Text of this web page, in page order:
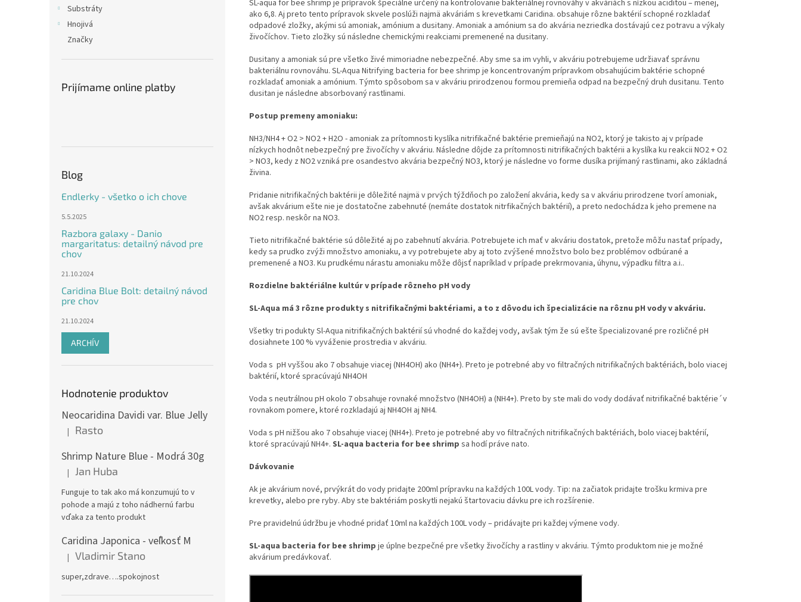
Substráty
Hnojivá
Značky
Prijímame online platby
Blog
Endlerky - všetko o ich chove
5.5.2025
Razbora galaxy - Danio
margaritatus: detailný návod pre
chov
21.10.2024
Caridina Blue Bolt: detailný návod
pre chov
21.10.2024
ARCHÍV
Hodnotenie produktov
Neocaridina Davidi var. Blue Jelly
Hodnotenie produktu je 5 z 5 hviezdičiek.
| Rasto
Shrimp Nature Blue - Modrá 30g
Hodnotenie produktu je 5 z 5 hviezdičiek.
| Jan Huba
Funguje to tak ako má konzumujú to v
pohode a majú z toho nádhernú farbu
vďaka za tento produkt
Caridina Japonica - veľkosť M
Hodnotenie produktu je 5 z 5 hviezdičiek.
| Vladimir Stano
super,zdrave….spokojnost
SL-aqua for bee shrimp je prípravok špeciálne určený na kontrolovanie bakteriálnej rovnováhy v akváriách s nízkou aciditou – menej,
ako 6,8. Aj preto tento prípravok skvele poslúži najmä akváriám s krevetkami Caridina. obsahuje rôzne baktérií schopné rozkladať
odpadové zložky, akými sú amoniak, amónium a dusitany. Amoniak a amónium sa do akvária nezriedka dostávajú cez potravu a výkaly
živočíchov. Tieto zložky sú následne chemickými reakciami premenené na dusitany.
Dusitany a amoniak sú pre všetko živé mimoriadne nebezpečné. Aby sme sa im vyhli, v akváriu potrebujeme udržiavať správnu
bakteriálnu rovnováhu. SL-Aqua Nitrifying bacteria for bee shrimp je koncentrovaným prípravkom obsahujúcim baktérie schopné
rozkladať amoniak a amónium. Týmto spôsobom sa v akváriu prirodzenou formou premieňa odpad na bezpečný druh dusitanu. Tento
dusitan je následne absorbovaný rastlinami.
Postup premeny amoniaku:
NH3/NH4 + O2 > NO2 + H2O - amoniak za prítomnosti kyslíka nitrifikačné baktérie premieňajú na NO2, ktorý je takisto aj v prípade
nízkych hodnôt nebezpečný pre živočíchy v akváriu. Následne dôjde za prítomnosti nitrifikačných baktérii a kyslíka ku reakcii NO2 + O2
> NO3, kedy z NO2 vzniká pre osandestvo akvária bezpečný NO3, ktorý je následne vo forme dusíka prijímaný rastlinami, ako základná
živina.
Pridanie nitrifikačných baktérii je dôležité najmä v prvých týždňoch po založení akvária, kedy sa v akváriu prirodzene tvorí amoniak,
avšak akvárium ešte nie je dostatočne zabehnuté (nemáte dostatok nitrfikačných baktérií), a preto nedochádza k jeho premene na
NO2 resp. neskôr na NO3.
Tieto nitrifikačné baktérie sú dôležité aj po zabehnutí akvária. Potrebujete ich mať v akváriu dostatok, pretože môžu nastať prípady,
kedy sa prudko zvýži množstvo amoniaku, a vy potrebujete aby aj toto zvýšené množstvo bolo bez problémov odbúrané a
premenené a NO3. Ku prudkému nárastu amoniaku môže dôjsť napríklad v prípade prekrmovania, úhynu, výpadku filtra a.i..
Rozdielne baktériálne kultúr v prípade rôzneho pH vody
SL-Aqua má 3 rôzne produkty s nitrifikačnými baktériami, a to z dôvodu ich špecializácie na rôznu pH vody v akváriu.
Všetky tri podukty Sl-Aqua nitrifikačných baktérií sú vhodné do každej vody, avšak tým že sú ešte špecializované pre rozličné pH
dosiahnete 100 % vyváženie prostredia v akváriu.
Voda s pH vyššou ako 7 obsahuje viacej (NH4OH) ako (NH4+). Preto je potrebné aby vo filtračných nitrifikačných baktériách, bolo viacej
baktérií, ktoré spracúvajú NH4OH
Voda s neutrálnou pH okolo 7 obsahuje rovnaké množstvo (NH4OH) a (NH4+). Preto by ste mali do vody dodávať nitrifikačné baktérie´v
rovnakom pomere, ktoré rozkladajú aj NH4OH aj NH4.
Voda s pH nižšou ako 7 obsahuje viacej (NH4+). Preto je potrebné aby vo filtračných nitrifikačných baktériách, bolo viacej baktérií,
ktoré spracúvajú NH4+. SL-aqua bacteria for bee shrimp sa hodí práve nato.
Dávkovanie
Ak je akvárium nové, prvýkrát do vody pridajte 200ml prípravku na každých 100L vody. Tip: na začiatok pridajte trošku krmiva pre
krevetky, alebo pre ryby. Aby ste baktériám poskytli nejakú štartovaciu dávku pre ich rozšírenie.
Pre pravidelnú údržbu je vhodné pridať 10ml na každých 100L vody – pridávajte pri každej výmene vody.
SL-aqua bacteria for bee shrimp je úplne bezpečné pre všetky živočíchy a rastliny v akváriu. Týmto produktom nie je možné
akvárium predávkovať.